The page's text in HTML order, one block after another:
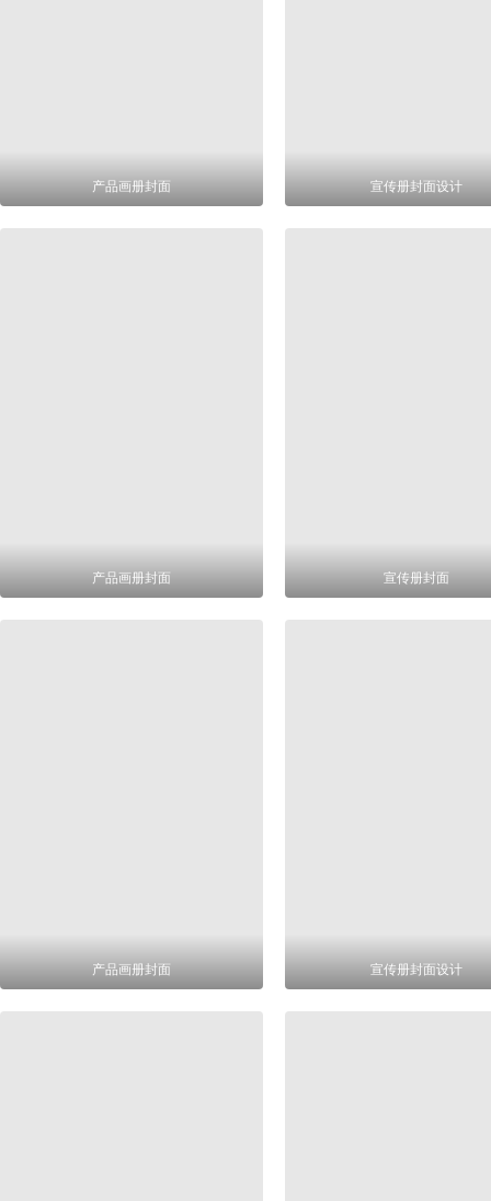
产品画册封面 宣传册封面设计
产品画册封面 宣传册封面
产品画册封面 宣传册封面设计